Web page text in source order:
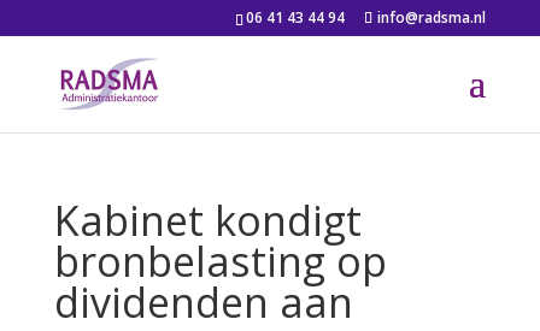
06 41 43 44 94 info@radsma.nl
Kabinet kondigt
bronbelasting op
dividenden aan